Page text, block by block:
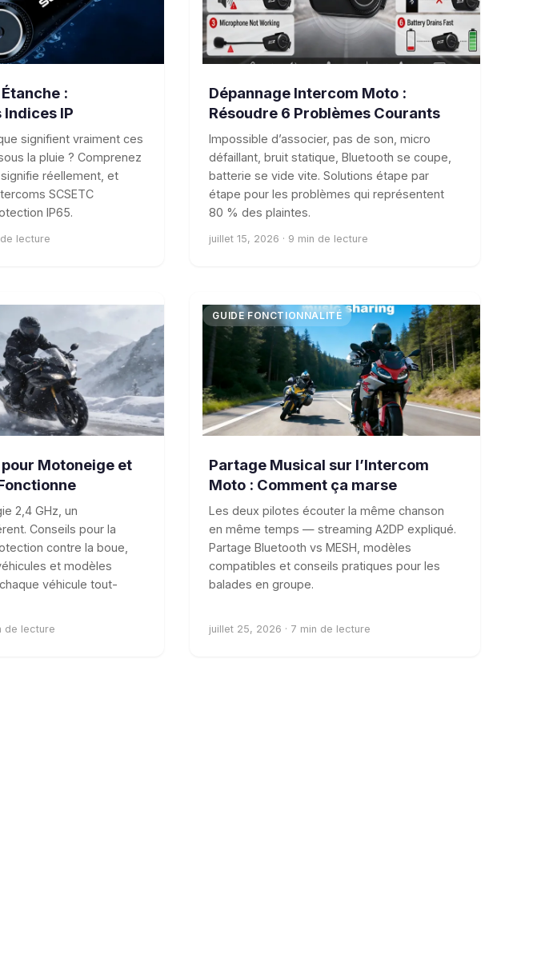
:
IP
signifient vraiment ces
la pluie ? Comprenez
réellement, et
SCSETC
IP65.
de lecture
Dépannage Intercom Moto :
Résoudre 6 Problèmes Courants
Impossible d’associer, pas de son, micro
défaillant, bruit statique, Bluetooth se coupe,
batterie se vide vite. Solutions étape par
étape pour les problèmes qui représentent
80 % des plaintes.
juillet 15, 2026 · 9 min de lecture
Motoneige et
2,4 GHz, un
Conseils pour la
contre la boue,
et modèles
véhicule tout-
de lecture
GUIDE FONCTIONNALITÉ
Partage Musical sur l’Intercom
Moto : Comment ça marse
Les deux pilotes écouter la même chanson
en même temps — streaming A2DP expliqué.
Partage Bluetooth vs MESH, modèles
compatibles et conseils pratiques pour les
balades en groupe.
juillet 25, 2026 · 7 min de lecture